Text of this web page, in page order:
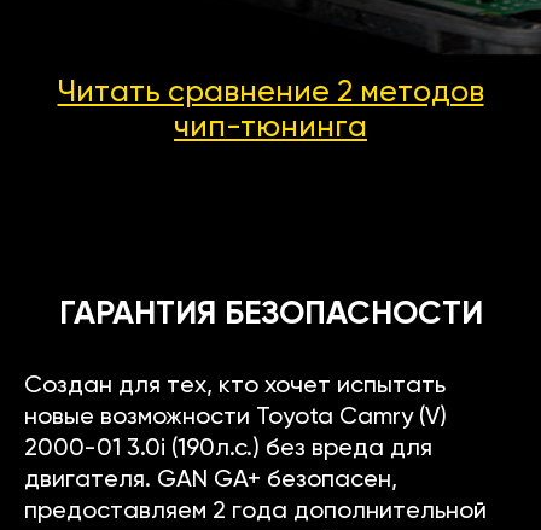
Читать сравнение 2 методов
чип-тюнинга
ГАРАНТИЯ БЕЗОПАСНОСТИ
Создан для тех, кто хочет испытать
новые возможности Toyota Camry (V)
2000-01 3.0i (190л.с.) без вреда для
двигателя. GAN GA+ безопасен,
предоставляем 2 года дополнительной